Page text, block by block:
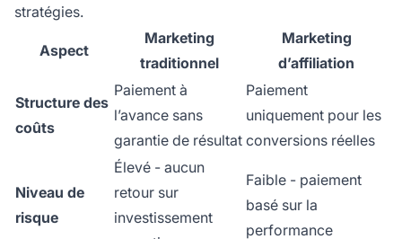
stratégies.
Aspect
Marketing
traditionnel
Marketing
d’affiliation
Structure des
coûts
Paiement à
l’avance sans
garantie de résultat
Paiement
uniquement pour les
conversions réelles
Niveau de
risque
Élevé - aucun
retour sur
investissement
Faible - paiement
basé sur la
performance